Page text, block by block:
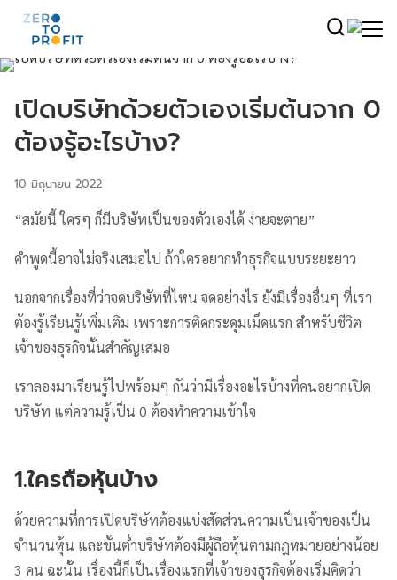
เปิดบริษัทด้วยตัวเองเริ่มต้นจาก 0
ต้องรู้อะไรบ้าง?
10 มิถุนายน 2022
“สมัยนี้ ใครๆ ก็มีบริษัทเป็นของตัวเองได้ ง่ายจะตาย”
คำพูดนี้อาจไม่จริงเสมอไป ถ้าใครอยากทำธุรกิจแบบระยะยาว
นอกจากเรื่องที่ว่าจดบริษัทที่ไหน จดอย่างไร ยังมีเรื่องอื่นๆ ที่เรา
ต้องรู้เรียนรู้เพิ่มเติม เพราะการติดกระดุมเม็ดแรก สำหรับชีวิต
เจ้าของธุรกิจนั้นสำคัญเสมอ
เราลองมาเรียนรู้ไปพร้อมๆ กันว่ามีเรื่องอะไรบ้างที่คนอยากเปิด
บริษัท แต่ความรู้เป็น 0 ต้องทำความเข้าใจ
1.ใครถือหุ้นบ้าง
ด้วยความที่การเปิดบริษัทต้องแบ่งสัดส่วนความเป็นเจ้าของเป็น
จำนวนหุ้น และขั้นต่ำบริษัทต้องมีผู้ถือหุ้นตามกฎหมายอย่างน้อย
3 คน ฉะนั้น เรื่องนี้ก็เป็นเรื่องแรกที่เจ้าของธุรกิจต้องเริ่มคิดว่า